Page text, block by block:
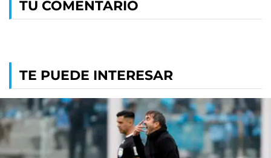
TU COMENTARIO
TE PUEDE INTERESAR